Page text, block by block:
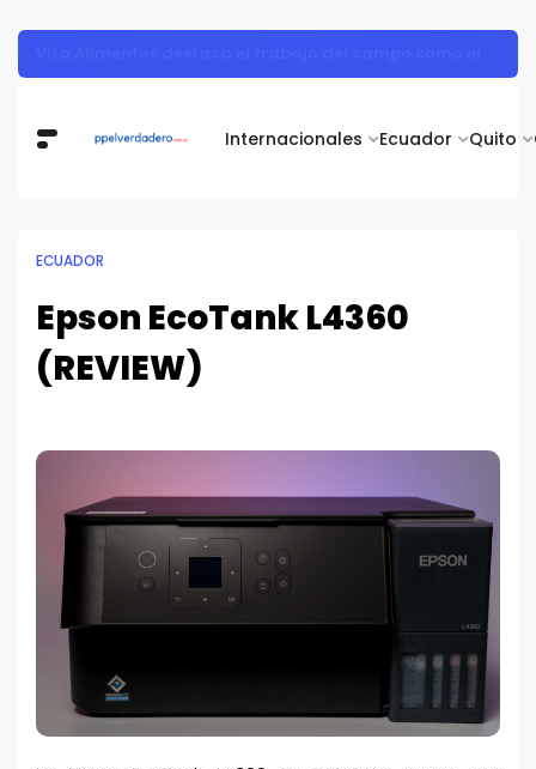
Internacionales Ecuador Quito
ECUADOR
Epson EcoTank L4360
(REVIEW)